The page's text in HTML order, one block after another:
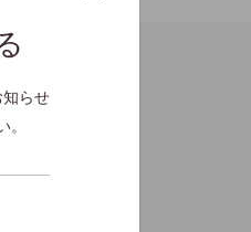
らせ